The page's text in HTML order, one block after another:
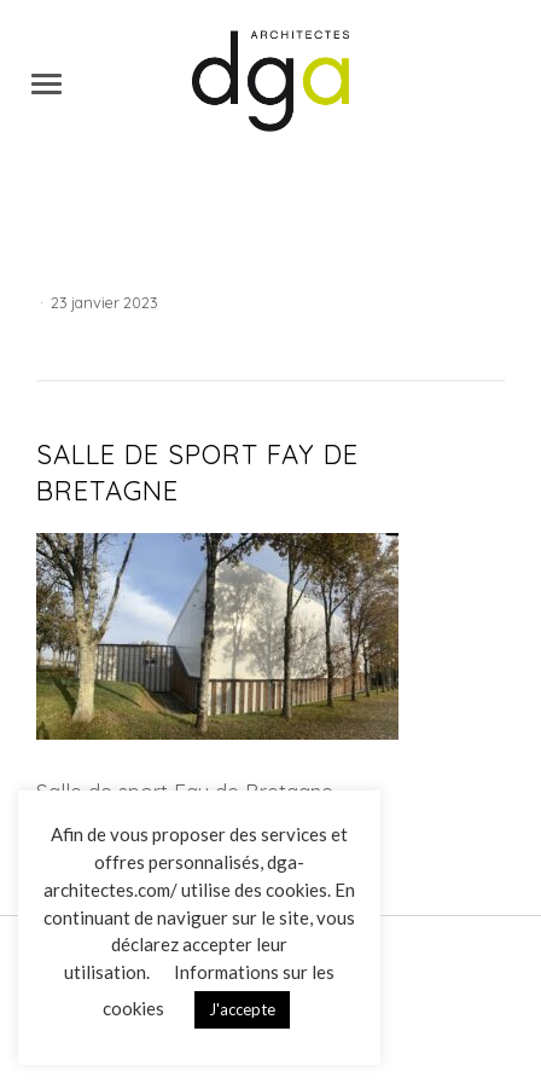
L’AGENCE
RÉALISATIONS
ACTUALITÉS
CONTACT
· 23 janvier 2023
SALLE DE SPORT FAY DE
BRETAGNE
Salle de sport Fay de Bretagne
Afin de vous proposer des services et
offres personnalisés, dga-
architectes.com/ utilise des cookies. En
continuant de naviguer sur le site, vous
déclarez accepter leur
utilisation.
Informations sur les
cookies
J'accepte